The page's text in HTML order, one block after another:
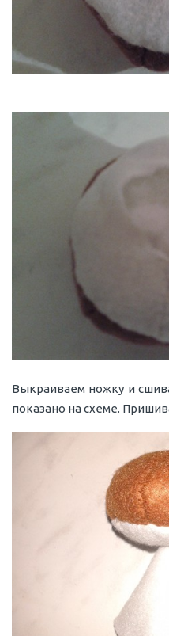
Выкраиваем ножку и
показано на схеме.